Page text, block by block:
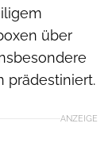
über
prädestiniert.
ANZEIGE